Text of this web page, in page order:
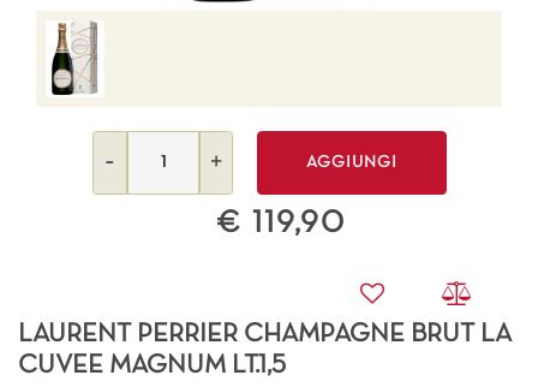
AGGIUNGI
€ 119,90
LAURENT PERRIER CHAMPAGNE BRUT LA
CUVEE MAGNUM LT.1,5